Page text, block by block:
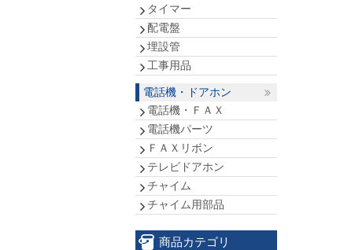
タイマー
配電盤
埋設管
工事用品
電話機・ドアホン
電話機・ＦＡＸ
電話機パーツ
ＦＡＸリボン
テレビドアホン
チャイム
チャイム用部品
商品カテゴリ